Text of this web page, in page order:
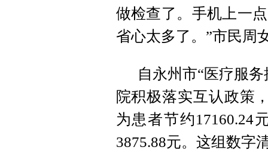
做检查了。手机上一
省心太多了。”市民周
自永州市“医疗服
院积极落实互认政策
为患者节约17160.24
3875.88元。这组数字